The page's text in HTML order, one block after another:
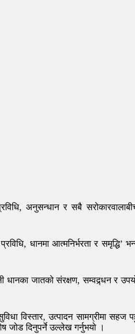
अनुसन्धान र सबै
धानमा आत्मनिर्भरता र समृद्धि’
धानका जातको संरक्षण, सम्वद्र्धन र
विस्तार, उत्पादन सामग्रीमा सहज
जोड दिनुपर्ने उल्लेख गर्नुभयो ।